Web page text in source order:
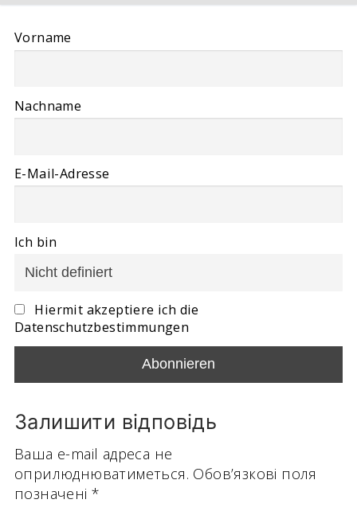
Vorname
Nachname
E-Mail-Adresse
Ich bin
Hiermit akzeptiere ich die
Datenschutzbestimmungen
Залишити відповідь
Ваша e-mail адреса не
оприлюднюватиметься. Обов’язкові поля
позначені*